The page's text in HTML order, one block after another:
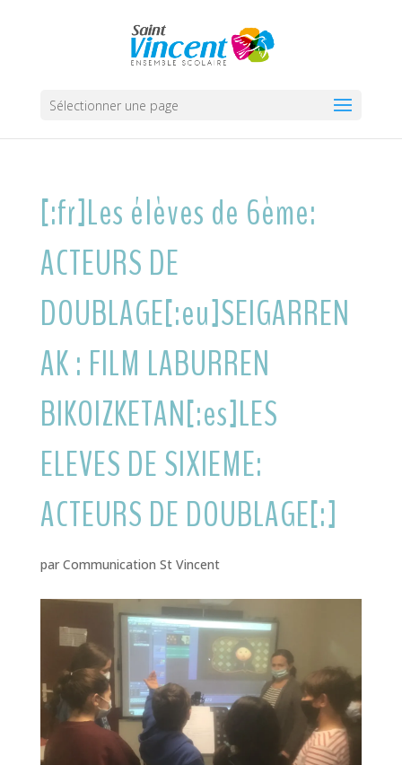
Sélectionner une page
[:fr]Les élèves de 6ème:
ACTEURS DE
DOUBLAGE[:eu]SEIGARREN
AK : FILM LABURREN
BIKOIZKETAN[:es]LES
ELEVES DE SIXIEME:
ACTEURS DE DOUBLAGE[:]
par Communication St Vincent